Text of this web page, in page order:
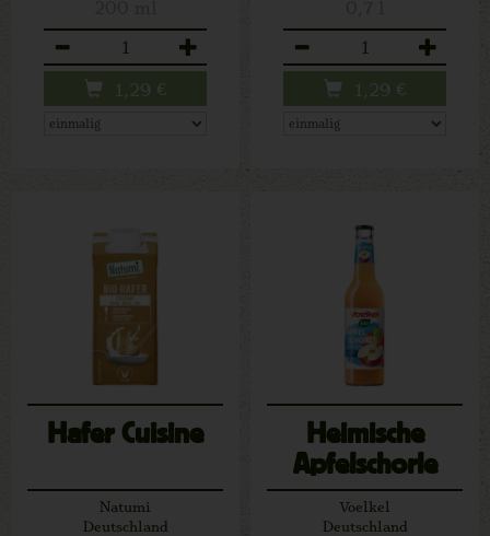
1,29 € 1,29 €
Hafer Cuisine
Natumi
Deutschland
Heimische
Apfelschorle
naturtr
Voelkel
Deutschland